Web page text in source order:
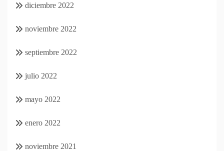
diciembre 2022
noviembre 2022
septiembre 2022
julio 2022
mayo 2022
enero 2022
noviembre 2021